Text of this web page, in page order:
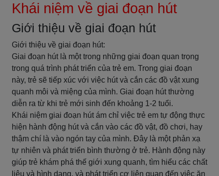
Khái niệm về giai đoạn hút
Giới thiệu về giai đoạn hút
Giới thiệu về giai đoạn hút:
Giai đoạn hút là một trong những giai đoạn quan trọng
trong quá trình phát triển của trẻ em. Trong giai đoạn
này, trẻ sẽ tiếp xúc với việc hút và cắn các đồ vật xung
quanh môi và miệng của mình. Giai đoạn hút thường
diễn ra từ khi trẻ mới sinh đến khoảng 1-2 tuổi.
Khái niệm giai đoạn hút ám chỉ việc trẻ em tự động thực
hiện hành động hút và cắn vào các đồ vật, đồ chơi, hay
thậm chí là vào ngón tay của mình. Đây là một phản xạ
tự nhiên và phát triển bình thường ở trẻ. Hành động này
giúp trẻ khám phá thế giới xung quanh, tìm hiểu các chất
liệu và hình dạng, và phát triển cơ liên quan đến việc ăn